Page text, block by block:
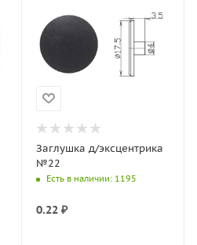
Заглушка д/эксцентрика
№22
Есть в наличии: 1195
0.22₽